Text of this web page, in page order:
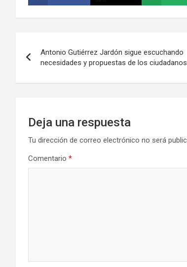
de
entradas
Antonio Gutiérrez Jardón sigue escuchando
necesidades y propuestas de los ciudadanos
Deja una respuesta
Tu dirección de correo electrónico no será
Comentario *